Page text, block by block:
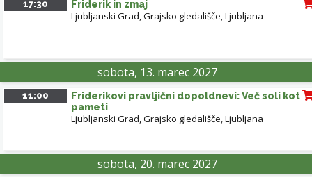
17:30 Friderik in zmaj
Ljubljanski Grad, Grajsko gledališče,Ljubljana
sobota, 13. marec 2027
11:00
Friderikovi pravljični dopoldnevi: Več soli kot
pameti
Ljubljanski Grad, Grajsko gledališče,Ljubljana
sobota, 20. marec 2027